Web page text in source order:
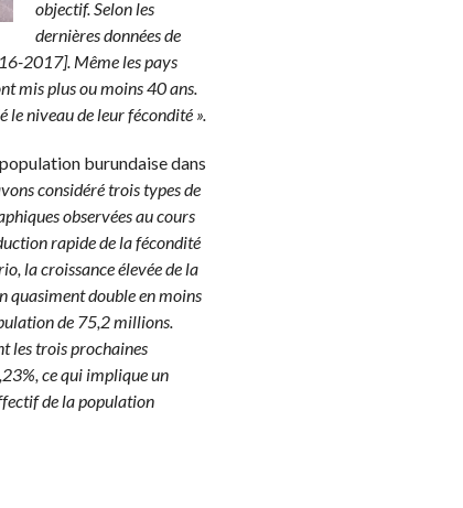
objectif. Selon les
dernières données de
2017]. Même les pays
mis plus ou moins 40 ans.
le niveau de leur fécondité ».
burundaise dans
considéré trois types de
observées au cours
rapide de la fécondité
la croissance élevée de la
quasiment double en moins
de 75,2 millions.
les trois prochaines
ce qui implique un
de la population